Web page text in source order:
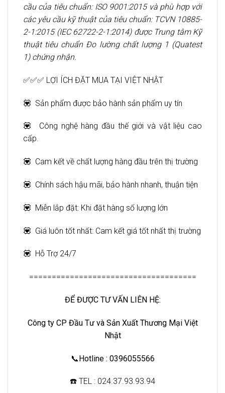
cầu của tiêu chuẩn: ISO 9001:2015 và phù hợp với
các yêu cầu kỹ thuật của tiêu chuẩn: TCVN 10885-
2-1:2015 (IEC 62722-2-1:2014) được Trung tâm Kỹ
thuật tiêu chuẩn Đo lường chất lượng 1 (Quatest
1) chứng nhận.
✅✅✅ LỢI ÍCH ĐẶT MUA TẠI VIỆT NHẬT
💟 Sản phẩm được bảo hành sản phẩm uy tín
💟 Công nghệ hàng đầu thế giới và vật liệu cao
cấp.
💟 Cam kết về chất lượng hàng đầu trên thị trường
💟 Chính sách hậu mãi, bảo hành nhanh, thuận tiện
💟 Miễn lắp đặt: Khi đặt hàng số lượng lớn
💟 Giá luôn tốt nhất: Cam kết giá tốt nhất thị trường
💟 Hỗ Trợ 24/7
=====================================
ĐỂ ĐƯỢC TƯ VẤN LIÊN HỆ:
Công ty CP Đầu Tư và Sản Xuất Thương Mại Việt
Nhật
📞Hotline : 0396055566
☎️ TEL : 024.37.93.93.94